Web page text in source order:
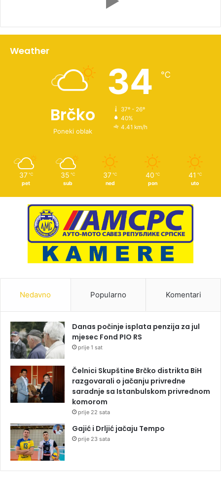
Weather
Brčko
Poneki oblak
34 ℃
37º - 26º
40%
4.41 km/h
37 ℃
pet
35 ℃
sub
37 ℃
ned
40 ℃
pon
41 ℃
uto
Nedavno Popularno Komentari
Danas počinje isplata penzija za jul
mjesec Fond PIO RS
prije 1 sat
Čelnici Skupštine Brčko distrikta BiH
razgovarali o jačanju privredne
saradnje sa Istanbulskom privrednom
komorom
prije 22 sata
Gajić i Drljić jačaju Tempo
prije 23 sata